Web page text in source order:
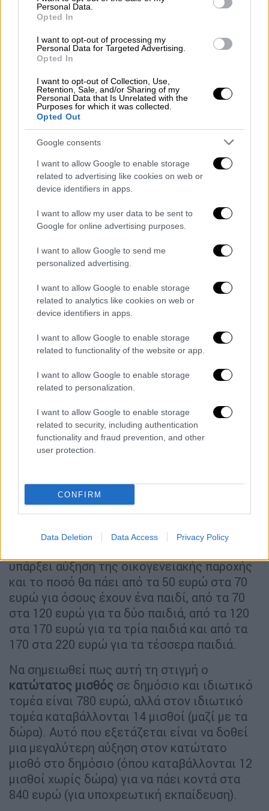
Personal Data.
Opted In
I want to opt-out of processing my
Personal Data for Targeted Advertising.
Opted In
I want to opt-out of Collection, Use,
Retention, Sale, and/or Sharing of my
Personal Data that Is Unrelated with the
Purposes for which it was collected.
Opted Out
Google consents
I want to allow Google to enable storage
related to advertising like cookies on web or
device identifiers in apps.
I want to allow my user data to be sent to
Google for online advertising purposes.
I want to allow Google to send me
personalized advertising.
I want to allow Google to enable storage
related to analytics like cookies on web or
device identifiers in apps.
I want to allow Google to enable storage
related to functionality of the website or app.
I want to allow Google to enable storage
related to personalization.
I want to allow Google to enable storage
related to security, including authentication
functionality and fraud prevention, and other
user protection.
CONFIRM
Data Deletion Data Access Privacy Policy
με τηναπόκτηση επενδυτικής βαθμίδας
θα συμβάλλουν στην μείωση των
ανισοτήτων.
Σύμφωνα με πληροφορίεςθα είναι μία ομιλία
με κοινωνικό αποτύπωμακαι έντονο
ιδεολογικό πρόσημο, καθώς στόχος είναι να
παρουσιαστεί ένα ευρύτερο σχέδιο για την
επόμενη ημέρα. Ουσιαστικά παράλληλα με
την παρουσίαση των μέτρων θα δοθεί από
τον Κυριάκο Μητσοτάκη και ένα σαφές
στίγμα του πως μπορεί να είναι η χώρα το
2027.
Τα βασικά μέτρα που θα ανακοινωθούν στη
Βουλή στις προγραμματικές δηλώσεις έχουν
«κλειδώσει» αλλά παράλληλα θεωρείται
πιθανόν να υπάρξει και κάποια
. Από την κυβέρνηση
δίνουν ιδιαίτερη έμφαση στην αντιμετώπιση
της ακρίβειας και μετά την παράταση που
δόθηκε στο «Καλάθι του Νοικοκυριού»
αναμένεται να παραταθεί και το «Market
Pass».
Παράλληλα έρχονταιστοχευμένα μέτρα
μισθωτούς τόσο στο δημόσιο όσο και στον
1.Στο δημόσιο τομέα το 2024 θα μπει σε
εφαρμογή το νέο μισθολόγιο, που φέρνει
αυξήσεις στους μισθούς με το βάρος να
πέφτει στους νεοεισερχόμενους και σε
υπάρξει αύξηση της οικογενειακής παροχής
και το ποσό θα πάει από τα 50 ευρώ στα 70
ευρώ για όσους έχουν ένα παιδί, από τα 70
στα 120 ευρώ για τα δύο παιδιά, από τα 120
στα 170 ευρώ για τα τρία παιδιά και από τα
170 στα 220 ευρώ για τα τέσσερα παιδιά.
Να σημειωθεί πως αυτή τη στιγμή ο
κατώτατος μισθός σε δημόσιο και ιδιωτικό
τομέα είναι 780 ευρώ, αλλά στον ιδιωτικό
τομέα καταβάλλονται 14 μισθοί (μαζί με τα
δώρα). Αυτό που εξετάζεται είναι να δοθεί
μια μεγαλύτερη αύξηση στον κατώτατο
μισθό στο δημόσιο (όπου καταβάλλονται 12
μισθοί χωρίς δώρα) για να πάει κοντά στα
840 ευρώ (για υποχρεωτική εκπαίδευση).